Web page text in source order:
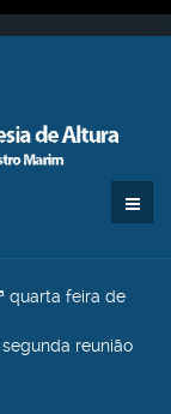
quarta feira de
reunião